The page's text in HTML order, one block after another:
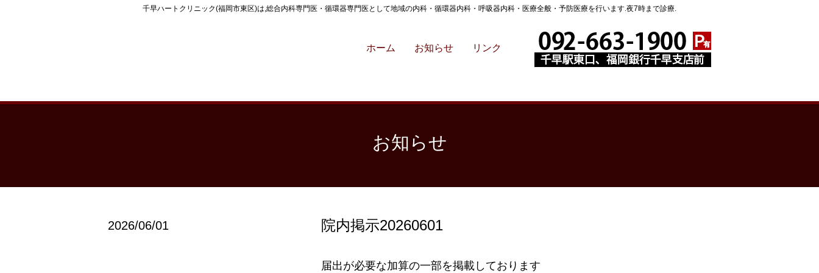
千早ハートクリニック(福岡市東区)は,総合内科専門医・循環器専門医として地域の内科・循環器内科・呼吸器内科・医療全般・予防医療を行います.夜7時まで診療.
ホーム お知らせ リンク
お知らせ
2026/06/01 院内掲示20260601
届出が必要な加算の一部を掲載しております